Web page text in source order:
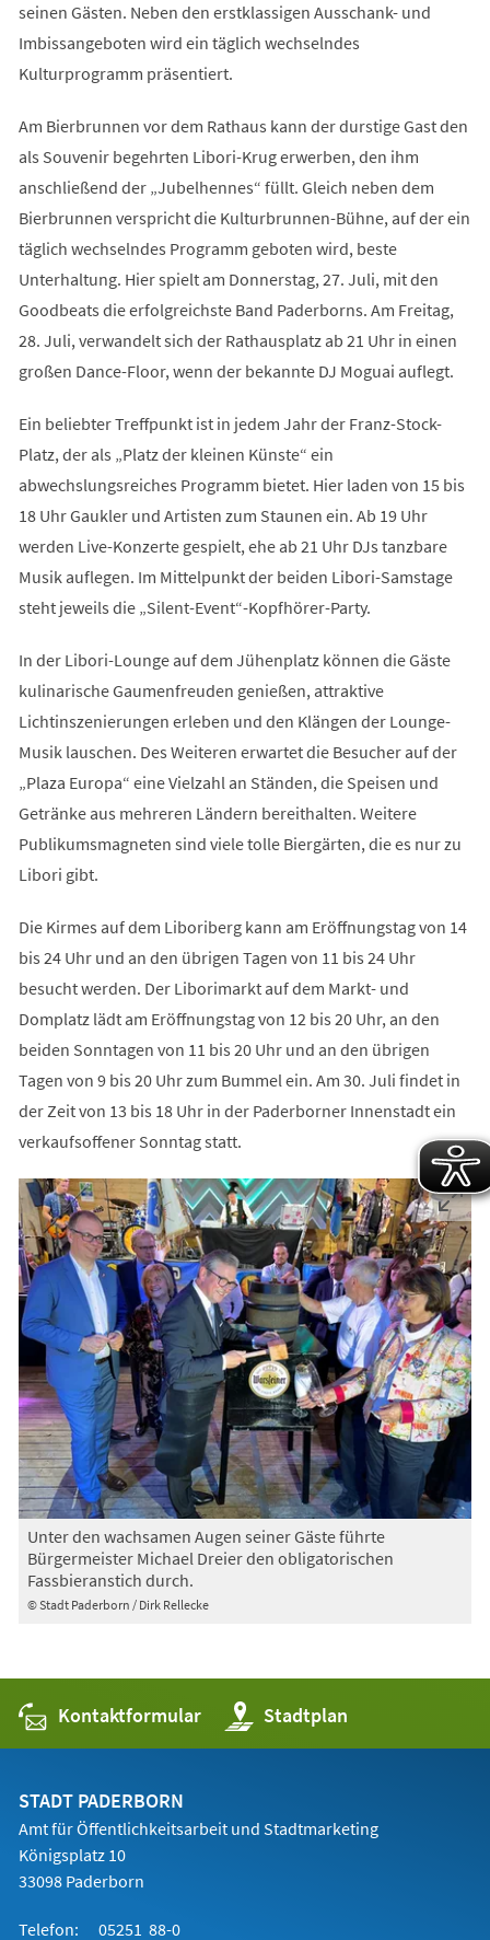
seinen Gästen. Neben den erstklassigen Ausschank- und
Imbissangeboten wird ein täglich wechselndes
Kulturprogramm präsentiert.
Am Bierbrunnen vor dem Rathaus kann der durstige Gast den
als Souvenir begehrten Libori-Krug erwerben, den ihm
anschließend der „Jubelhennes“ füllt. Gleich neben dem
Bierbrunnen verspricht die Kulturbrunnen-Bühne, auf der ein
täglich wechselndes Programm geboten wird, beste
Unterhaltung. Hier spielt am Donnerstag, 27. Juli, mit den
Goodbeats die erfolgreichste Band Paderborns. Am Freitag,
28. Juli, verwandelt sich der Rathausplatz ab 21 Uhr in einen
großen Dance-Floor, wenn der bekannte DJ Moguai auflegt.
Ein beliebter Treffpunkt ist in jedem Jahr der Franz-Stock-
Platz, der als „Platz der kleinen Künste“ ein
abwechslungsreiches Programm bietet. Hier laden von 15 bis
18 Uhr Gaukler und Artisten zum Staunen ein. Ab 19 Uhr
werden Live-Konzerte gespielt, ehe ab 21 Uhr DJs tanzbare
Musik auflegen. Im Mittelpunkt der beiden Libori-Samstage
steht jeweils die „Silent-Event“-Kopfhörer-Party.
In der Libori-Lounge auf dem Jühenplatz können die Gäste
kulinarische Gaumenfreuden genießen, attraktive
Lichtinszenierungen erleben und den Klängen der Lounge-
Musik lauschen. Des Weiteren erwartet die Besucher auf der
„Plaza Europa“ eine Vielzahl an Ständen, die Speisen und
Getränke aus mehreren Ländern bereithalten. Weitere
Publikumsmagneten sind viele tolle Biergärten, die es nur zu
Libori gibt.
Die Kirmes auf dem Liboriberg kann am Eröffnungstag von 14
bis 24 Uhr und an den übrigen Tagen von 11 bis 24 Uhr
besucht werden. Der Liborimarkt auf dem Markt- und
Domplatz lädt am Eröffnungstag von 12 bis 20 Uhr, an den
beiden Sonntagen von 11 bis 20 Uhr und an den übrigen
Tagen von 9 bis 20 Uhr zum Bummel ein. Am 30. Juli findet in
der Zeit von 13 bis 18 Uhr in der Paderborner Innenstadt ein
verkaufsoffener Sonntag statt.
© Stadt Paderborn / Dirk Rellecke
Unter den wachsamen Augen seiner Gäste führte
Bürgermeister Michael Dreier den obligatorischen
Fassbieranstich durch.
Kontaktformular Stadtplan
(Öffnet
in
einem
STADT PADERBORN
Amt für Öffentlichkeitsarbeit und Stadtmarketing
Königsplatz 10
33098 Paderborn
Telefon: 05251 88-0